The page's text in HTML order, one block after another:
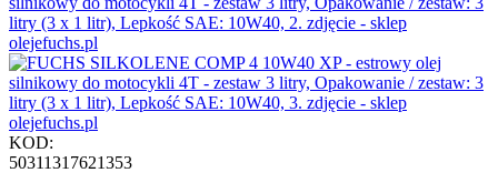
KOD:
50311317621353